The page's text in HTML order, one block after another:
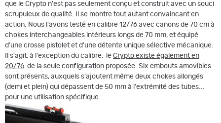
que le Crypto n'est pas seulement conçu et construit avec un souci
scrupuleux de qualité. Il se montre tout autant convaincant en
action. Nous l'avons testé en calibre 12/76 avec canons de 70 cm à
chokes interchangeables intérieurs longs de 70 mm, et équipé
d'une crosse pistolet et d'une détente unique sélective mécanique.
Il s'agit, à l'exception du calibre, ­ le Crypto existe également en
20/76 ­ de la seule configuration proposée. Six embouts amovibles
sont présents, auxquels s'ajoutent même deux chokes allongés
(demi et plein) qui dépassent de 50 mm à l'extrémité des tubes...
pour une utilisation spécifique.